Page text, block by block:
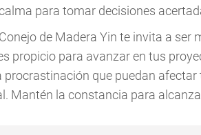
para tomar decisiones
de Madera Yin te invita a
propicio para avanzar en tus
procrastinación que puedan
Mantén la constancia para